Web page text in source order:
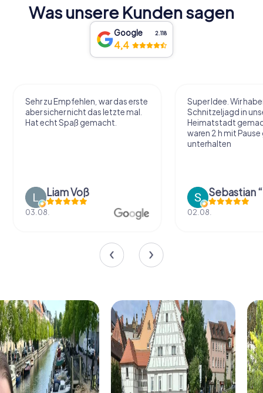
Was unsere Kunden sagen
Google 2.118
4,4
Sehr zu Empfehlen, war das erste
aber sicher nicht das letzte mal.
Hat echt Spaß gemacht.
Liam Voß
03.08.
Super Idee. Wir
Schnitzeljagd in
Heimatstadt
waren 2 h mit
unterhalten
02.08.